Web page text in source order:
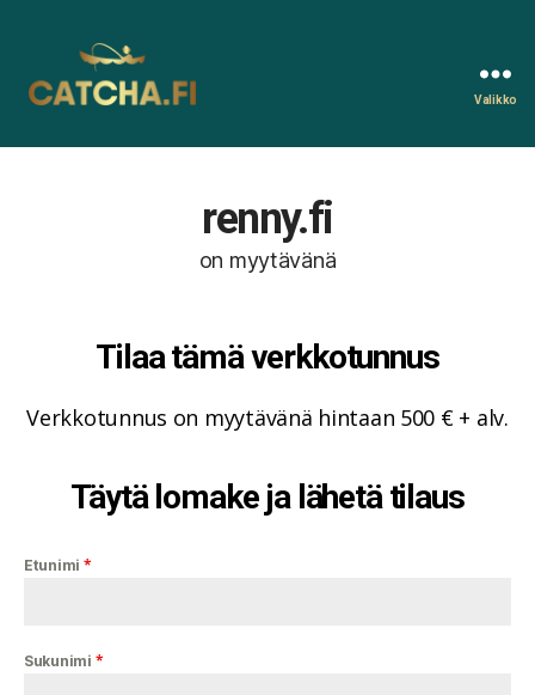
Valikko
renny.fi
on myytävänä
Tilaa tämä verkkotunnus
Verkkotunnus on myytävänä hintaan 500 € + alv.
Täytä lomake ja lähetä tilaus
Etunimi *
Sukunimi *